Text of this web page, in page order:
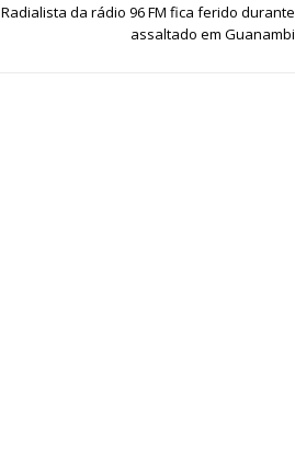
Radialista da rádio 96 FM fica ferido durante
assaltado em Guanambi